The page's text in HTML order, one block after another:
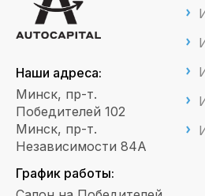
Наши адреса:
Минск, пр-т.
Победителей 102
Минск, пр-т.
Независимости 84А
График работы: